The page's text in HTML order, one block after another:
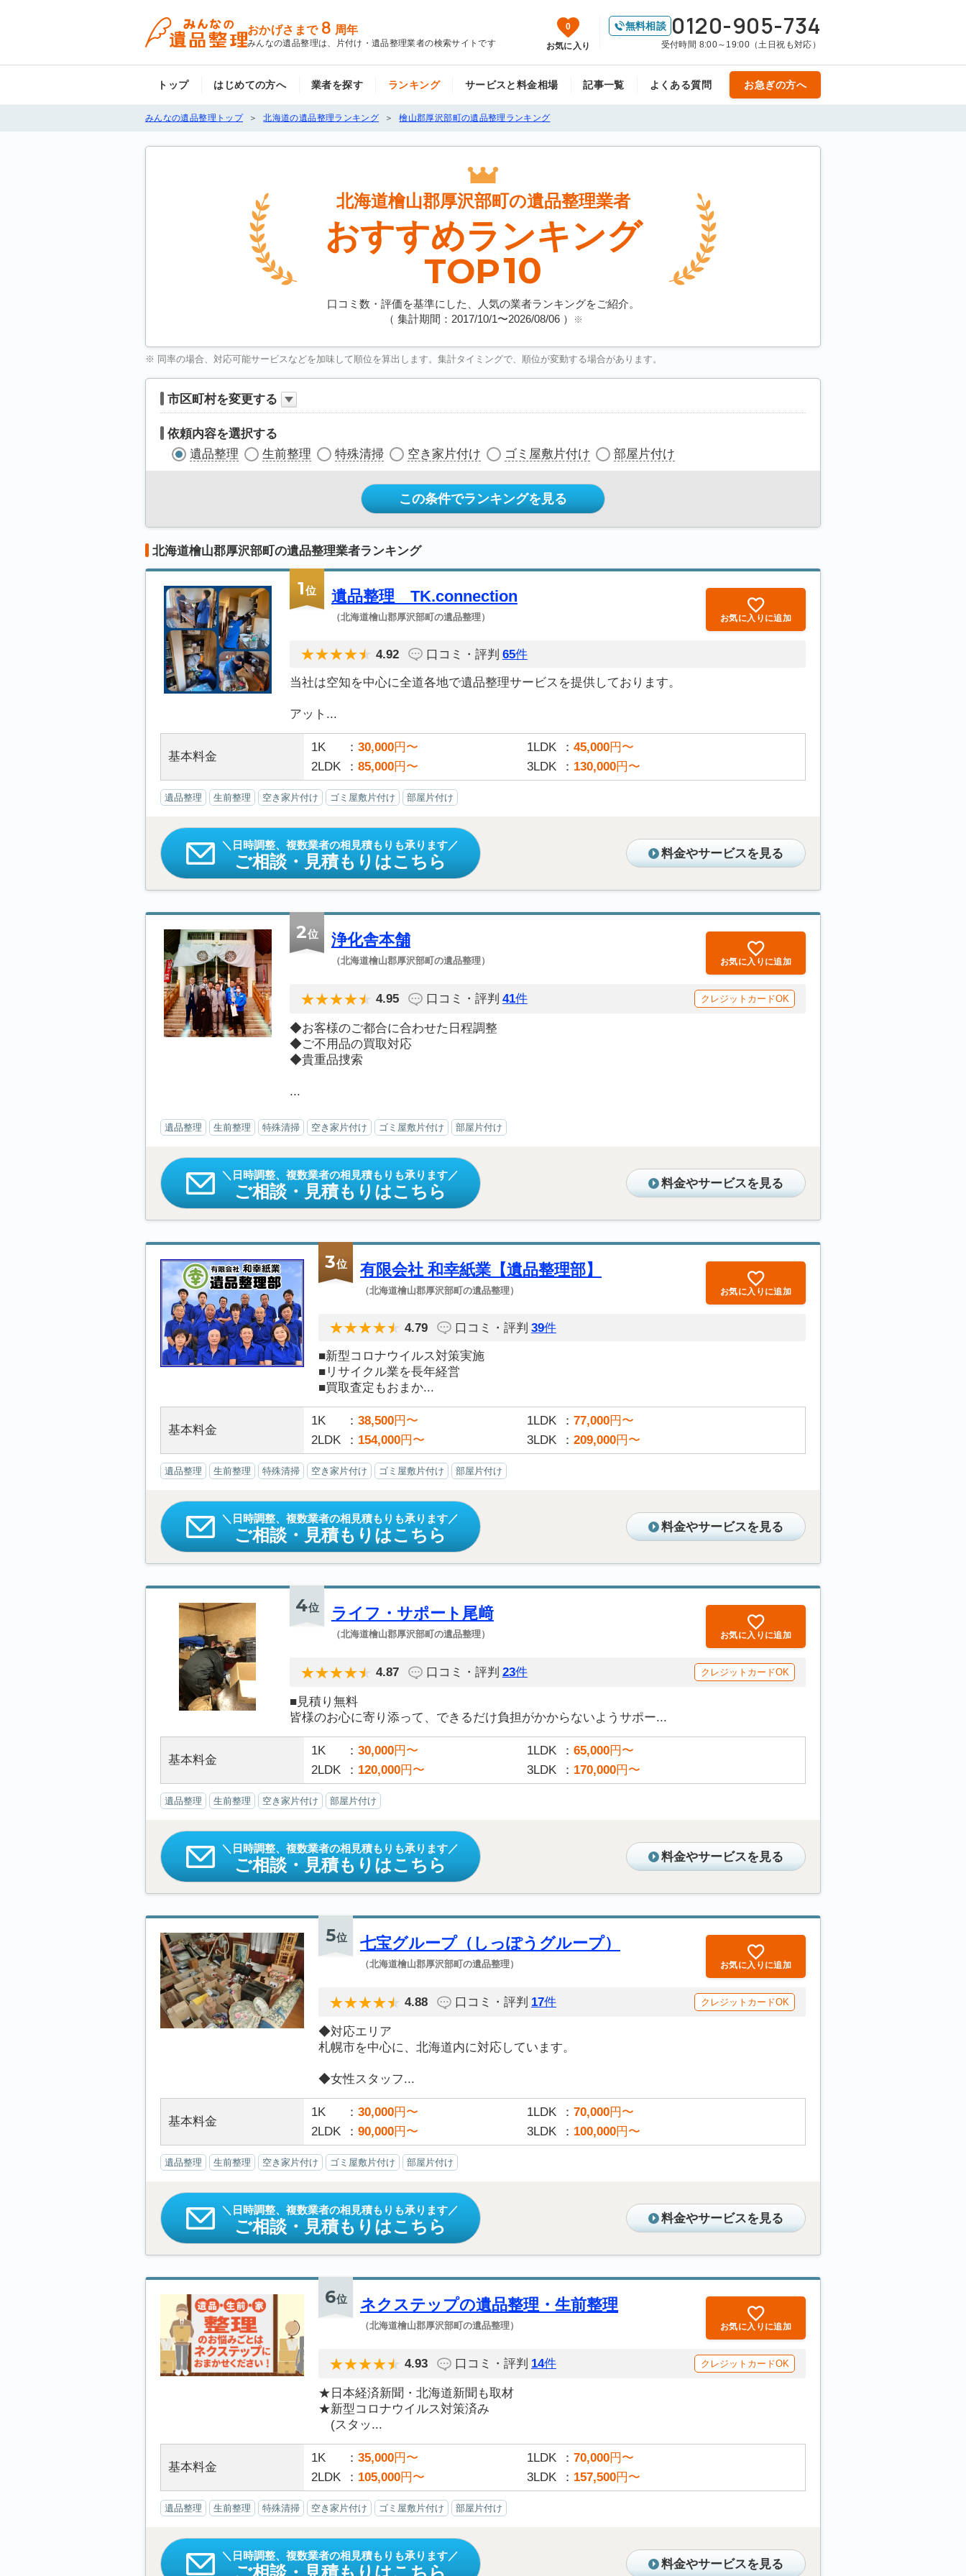
おかげさまで 8 周年
みんなの遺品整理は、片付け・遺品整理業者の検索サイトです
0
お気に入り
無料相談 0120-905-734
受付時間 8:00～19:00（土日祝も対応）
トップ はじめての方へ 業者を探す ランキング サービスと料金相場 記事一覧 よくある質問 お急ぎの方へ
みんなの遺品整理トップ 北海道の遺品整理ランキング 檜山郡厚沢部町の遺品整理ランキング
北海道檜山郡厚沢部町の遺品整理業者
おすすめランキング
TOP10
口コミ数・評価を基準にした、人気の業者ランキングをご紹介。
（ 集計期間：2017/10/1〜2026/08/06） ※
※ 同率の場合、対応可能サービスなどを加味して順位を算出します。集計タイミングで、順位が変動する場合があります。
市区町村を変更する
依頼内容を選択する
遺品整理
生前整理 特殊清掃 空き家片付け ゴミ屋敷片付け 部屋片付け
この条件でランキングを見る
北海道檜山郡厚沢部町の遺品整理業者ランキング
1位 遺品整理 TK.connection
（北海道檜山郡厚沢部町の遺品整理） お気に入りに追加
4.92 口コミ・評判 65件
当社は空知を中心に全道各地で遺品整理サービスを提供しております。
アット...
基本料金
1K 30,000円〜 1LDK 45,000円〜
2LDK
85,000円〜 3LDK 130,000円〜
遺品整理 生前整理 空き家片付け ゴミ屋敷片付け 部屋片付け
日時調整、複数業者の相見積もりも承ります
ご相談・見積もりはこちら 料金やサービスを見る
2位 浄化舎本舗
（北海道檜山郡厚沢部町の遺品整理） お気に入りに追加
4.95 口コミ・評判 41件 クレジットカードOK
◆お客様のご都合に合わせた日程調整
◆ご不用品の買取対応
◆貴重品捜索
...
遺品整理 生前整理 特殊清掃 空き家片付け ゴミ屋敷片付け 部屋片付け
日時調整、複数業者の相見積もりも承ります
ご相談・見積もりはこちら 料金やサービスを見る
3位 有限会社 和幸紙業【遺品整理部】
（北海道檜山郡厚沢部町の遺品整理） お気に入りに追加
4.79 口コミ・評判 39件
■新型コロナウイルス対策実施
■リサイクル業を長年経営
■買取査定もおまか...
基本料金
1K 38,500円〜 1LDK 77,000円〜
2LDK
154,000円〜 3LDK 209,000円〜
遺品整理 生前整理 特殊清掃 空き家片付け ゴミ屋敷片付け 部屋片付け
日時調整、複数業者の相見積もりも承ります
ご相談・見積もりはこちら 料金やサービスを見る
4位 ライフ・サポート尾﨑
（北海道檜山郡厚沢部町の遺品整理） お気に入りに追加
4.87 口コミ・評判 23件 クレジットカードOK
■見積り無料
皆様のお心に寄り添って、できるだけ負担がかからないようサポー...
基本料金
1K 30,000円〜 1LDK 65,000円〜
2LDK
120,000円〜 3LDK 170,000円〜
遺品整理 生前整理 空き家片付け 部屋片付け
日時調整、複数業者の相見積もりも承ります
ご相談・見積もりはこちら 料金やサービスを見る
5位 七宝グループ（しっぽうグループ）
（北海道檜山郡厚沢部町の遺品整理） お気に入りに追加
4.88 口コミ・評判 17件 クレジットカードOK
◆対応エリア
札幌市を中心に、北海道内に対応しています。
◆女性スタッフ...
基本料金
1K 30,000円〜 1LDK 70,000円〜
2LDK
90,000円〜 3LDK 100,000円〜
遺品整理 生前整理 空き家片付け ゴミ屋敷片付け 部屋片付け
日時調整、複数業者の相見積もりも承ります
ご相談・見積もりはこちら 料金やサービスを見る
6位 ネクステップの遺品整理・生前整理
（北海道檜山郡厚沢部町の遺品整理） お気に入りに追加
4.93 口コミ・評判 14件 クレジットカードOK
★日本経済新聞・北海道新聞も取材
★新型コロナウイルス対策済み
(スタッ...
基本料金
1K 35,000円〜 1LDK 70,000円〜
2LDK
105,000円〜 3LDK 157,500円〜
遺品整理 生前整理 特殊清掃 空き家片付け ゴミ屋敷片付け 部屋片付け
日時調整、複数業者の相見積もりも承ります
ご相談・見積もりはこちら 料金やサービスを見る